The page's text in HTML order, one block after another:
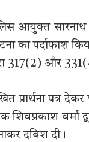
आयुक्त
का पर्दाफाश
317(2) और
प्रार्थना पत्र देकर
वर्मा
दबिश दी।